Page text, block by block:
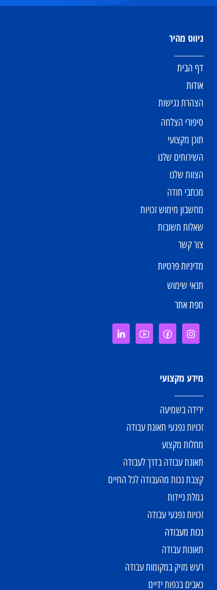
ניווט מהיר
דף הבית
אודות
הצהרת נגישות
סיפורי הצלחה
תוכן מקצועי
השירותים שלנו
הצוות שלנו
מכתבי תודה
מחשבון מימוש זכויות
שאלות תשובות
צור קשר
מדיניות פרטיות
תנאי שימוש
מפת אתר
מידע מקצועי
ירידה בשמיעה
זכויות נפגעי תאונת עבודה
מחלות מקצוע
תאונת עבודה בדרך לעבודה
קצבת נכות מהעבודה לכל החיים
גמלת ניידות
זכויות נפגעי עבודה
נכות מעבודה
תאונות עבודה
רעש מזיק במקומות עבודה
כאבים בכפות ידיים